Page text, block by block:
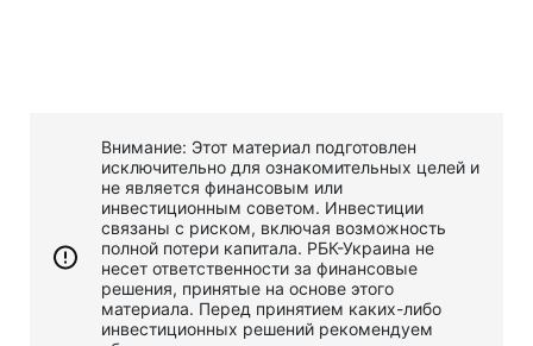
Внимание: Этот материал подготовлен
исключительно для ознакомительных целей и
не является финансовым или
инвестиционным советом. Инвестиции
связаны с риском, включая возможность
полной потери капитала. РБК-Украина не
несет ответственности за финансовые
решения, принятые на основе этого
материала. Перед принятием каких-либо
инвестиционных решений рекомендуем